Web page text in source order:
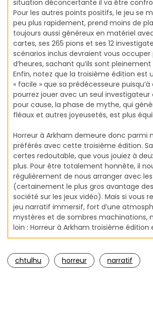
situation déconcertante il va être
Pour les autres points positifs, le jeu se
peu plus rapidement, prend moins de
toujours aussi généreux en matériel
cartes, ses 265 pions et ses 12
scénarios inclus devraient vous occuper
d’heures, sachant qu’ils sont pleinement
Enfin, notez que la troisième édition est
« facile » que sa prédécesseure puisqu’à
pourrez jouer avec un seul investigateur
pour cause, la phase de mythe, qui
fléaux et autres joyeusetés, est plus
Horreur à Arkham demeure donc parmi
préférés avec cette troisième édition.
certes redoutable, que vous jouiez à
plus. Pour être totalement honnête, il
régulièrement de nous arranger avec
(certainement le plus gros avantage
société sur les jeux vidéo). Mais si vous
jeu narratif immersif, fort d’une
mystères et de sombres machinations,
loin : Horreur à Arkham troisième édition
chtulhu horreur narratif